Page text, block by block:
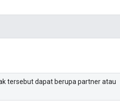
tersebut dapat berupa partner atau